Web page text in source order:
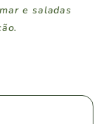
e saladas